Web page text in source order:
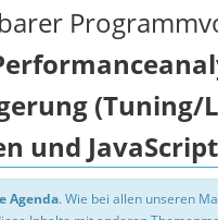
(Tuning/
und JavaScript
Agenda. Wie bei allen unseren